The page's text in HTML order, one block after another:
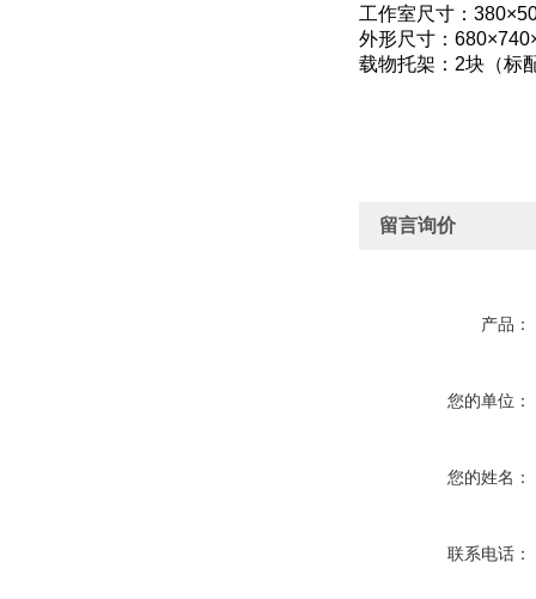
工作室尺寸：
外形尺寸：
载物托架：2块（标
留言询价
产品：
您的单位：
您的姓名：
联系电话：